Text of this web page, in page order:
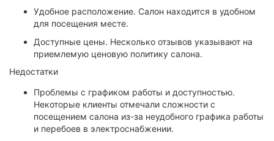
Удобное расположение. Салон находится в удобном
для посещения месте.
Доступные цены. Несколько отзывов указывают на
приемлемую ценовую политику салона.
Недостатки
Проблемы с графиком работы и доступностью.
Некоторые клиенты отмечали сложности с
посещением салона из-за неудобного графика работы
и перебоев в электроснабжении.